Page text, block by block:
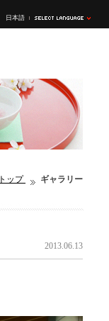
日本語
トップ ギャラリー
2013.06.13